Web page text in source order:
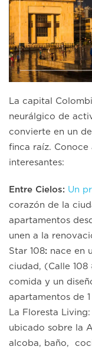
La capital
neurálgico de
convierte en un
finca raíz.
interesantes:
Entre Cielos: Un
corazón de la
apartamentos
unen a la
Star 108: nace en
ciudad, (Calle 108
comida y un
apartamentos de
La Floresta
ubicado sobre la
alcoba, baño,